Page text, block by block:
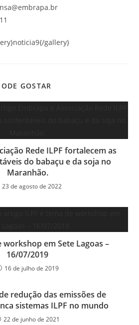
gallery}
GOSTAR
Rede ILPF fortalecem as
do babaçu e da soja no
Maranhão.
23 de agosto de 2022
workshop em Sete Lagoas –
16/07/2019
16 de julho de 2019
redução das emissões de
sistemas ILPF no mundo
22 de junho de 2021